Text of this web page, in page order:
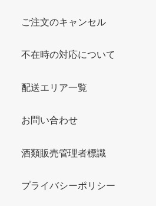
ご注文のキャンセル
不在時の対応について
配送エリア一覧
お問い合わせ
酒類販売管理者標識
プライバシーポリシー